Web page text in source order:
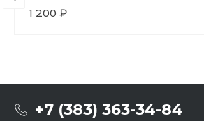
1 200 ₽
+7 (383) 363-34-84